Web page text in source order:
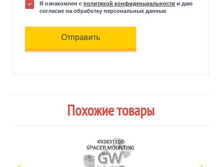
Я ознакомлен с политикой конфиденциальности и даю
согласие на обработку персональных данных
Отправить
Похожие товары